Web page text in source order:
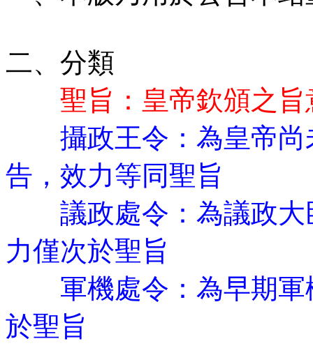
二、分類
聖旨：皇帝欽頒之旨
攝政王令：為皇帝尚
告，效力等同聖旨
議政處令：為議政大
力僅次於聖旨
軍機處令：為早期軍
於聖旨